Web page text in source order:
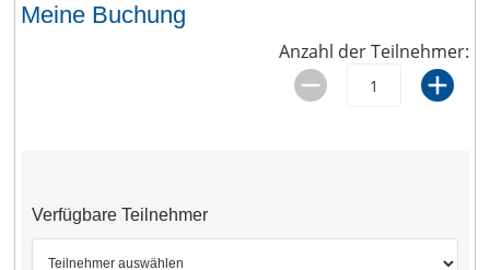
Meine Buchung
Anzahl der Teilnehmer:
Verfügbare Teilnehmer